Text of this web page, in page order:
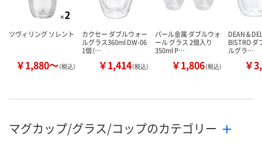
ツヴィリング ソレント
￥1,880～（税込）
カクセー ダブルウォー
ルグラス360ml DW-06
1個（…
￥1,414（税込）
パール金属 ダブルウォ
ール グラス 2個入り
350ml P…
￥1,806（税込）
DEAN &
BISTRO ダ
ルグラ…
￥
マグカップ/グラス/コップのカテゴリー